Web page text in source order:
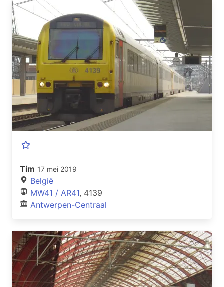
Tim 17 mei 2019
België
MW41 / AR41, 4139
Antwerpen-Centraal